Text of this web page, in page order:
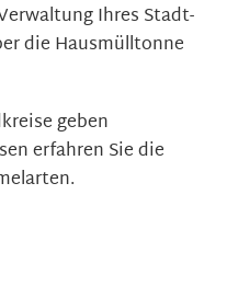
Ihres Stadt-
die Hausmülltonne
geben
erfahren Sie die